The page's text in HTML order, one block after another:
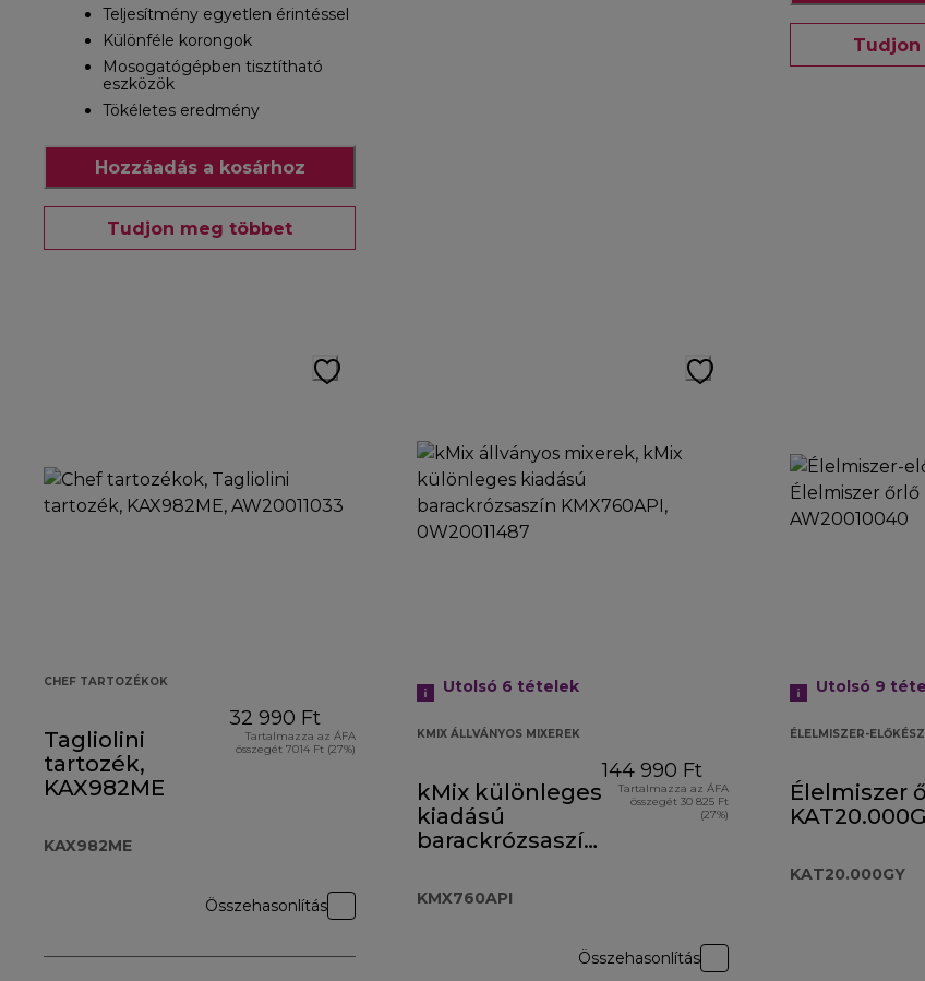
Teljesítmény egyetlen érintéssel
Különféle korongok
Mosogatógépben tisztítható
eszközök
Tökéletes eredmény
Hozzáadás a kosárhoz
Tudjon meg többet
CHEF TARTOZÉKOK
Tagliolini
tartozék,
KAX982ME
KAX982ME
32 990 Ft
Tartalmazza az ÁFA
összegét 7014 Ft (27%)
Összehasonlítás
Utolsó 6 tételek
KMIX ÁLLVÁNYOS MIXEREK
kMix különleges
kiadású
barackrózsaszín
KMX760API
144 990 Ft
Tartalmazza az ÁFA
összegét 30 825 Ft
(27%)
Összehasonlítás
Utolsó 9
ÉLELMISZER-
Élelmiszer
KAT20.000GY